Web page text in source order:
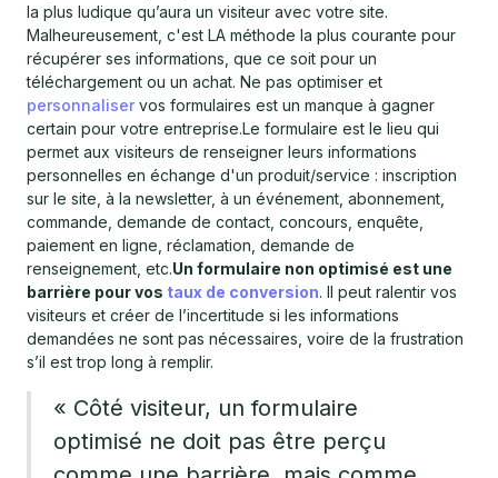
la plus ludique qu’aura un visiteur avec votre site.
Malheureusement, c'est LA méthode la plus courante pour
récupérer ses informations, que ce soit pour un
téléchargement ou un achat. Ne pas optimiser et
personnaliser vos formulaires est un manque à gagner
certain pour votre entreprise.Le formulaire est le lieu qui
permet aux visiteurs de renseigner leurs informations
personnelles en échange d'un produit/service : inscription
sur le site, à la newsletter, à un événement, abonnement,
commande, demande de contact, concours, enquête,
paiement en ligne, réclamation, demande de
renseignement, etc.Un formulaire non optimisé est une
barrière pour vos taux de conversion. Il peut ralentir vos
visiteurs et créer de l’incertitude si les informations
demandées ne sont pas nécessaires, voire de la frustration
s’il est trop long à remplir.
« Côté visiteur, un formulaire
optimisé ne doit pas être perçu